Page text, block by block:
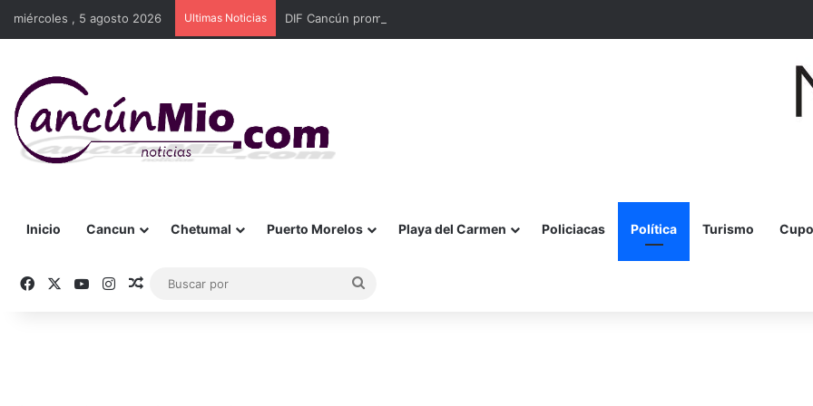
miércoles , 5 agosto 2026 Ultimas Noticias DIF Cancún promueve la lactancia materna con jornada para madres y embarazadas
Inicio Cancun Chetumal Puerto Morelos Playa del Carmen Policiacas Política Turismo
FacebookYouTubeInstagram
Publicación al azar